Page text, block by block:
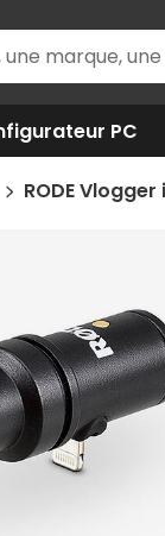
PC
RODE Vlogger